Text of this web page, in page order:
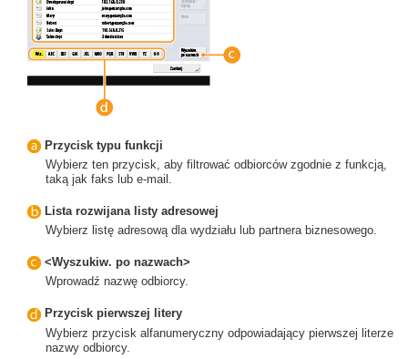
Przycisk typu funkcji
Wybierz ten przycisk, aby filtrować odbiorców zgodnie z funkcją,
taką jak faks lub e-mail.
Lista rozwijana listy adresowej
Wybierz listę adresową dla wydziału lub partnera biznesowego.
<Wyszukiw. po nazwach>
Wprowadź nazwę odbiorcy.
Przycisk pierwszej litery
Wybierz przycisk alfanumeryczny odpowiadający pierwszej literze
nazwy odbiorcy.